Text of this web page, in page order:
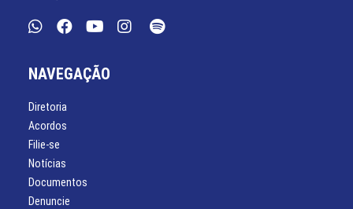
NAVEGAÇÃO
Diretoria
Acordos
Filie-se
Notícias
Documentos
Denuncie